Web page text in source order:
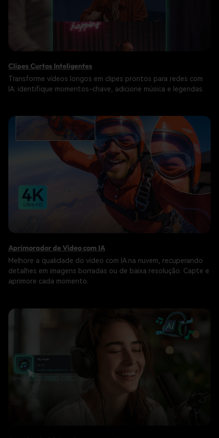
Clipes Curtos Inteligentes
Transforme vídeos longos em clipes prontos para redes com
IA: identifique momentos-chave, adicione música e legendas.
Aprimorador de Vídeo com IA
Melhore a qualidade do vídeo com IA na nuvem, recuperando
detalhes em imagens borradas ou de baixa resolução. Capte e
aprimore cada momento.